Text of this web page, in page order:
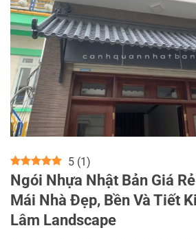
5 (1 )
Ngói Nhựa Nhật Bản Giá
Mái Nhà Đẹp, Bền Và Tiết
Lâm Landscape